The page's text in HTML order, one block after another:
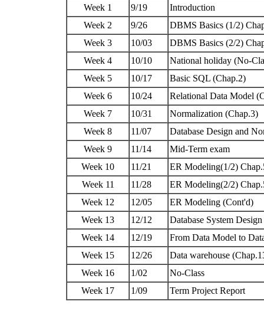
Week 1
9/19
Introduction
Week 2
9/26
DBMS Basics (1/2)
Week 3
10/03
DBMS Basics (2/2)
Week 4
10/10
National holiday (No-
Week 5
10/17
Basic SQL (Chap.2)
Week 6
10/24
Relational Data Model
Week 7
10/31
Normalization (Chap.3)
Week 8
11/07
Database Design and
Week 9
11/14
Mid-Term exam
Week 10
11/21
ER Modeling(1/2)
Week 11
11/28
ER Modeling(2/2)
Week 12
12/05
ER Modeling (Cont'd)
Week 13
12/12
Database System
Week 14
12/19
From Data Model to
Week 15
12/26
Data warehouse
Week 16
1/02
No-Class
Week 17
1/09 Term Project Report